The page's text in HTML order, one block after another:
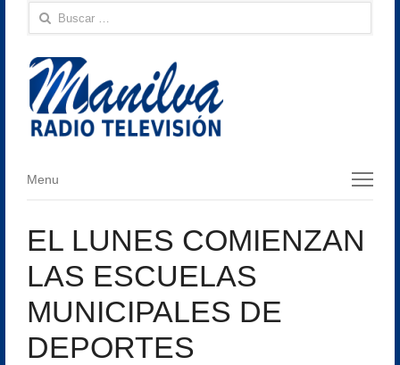
Buscar:
Menu
Menu
EL LUNES COMIENZAN
LAS ESCUELAS
MUNICIPALES DE
DEPORTES